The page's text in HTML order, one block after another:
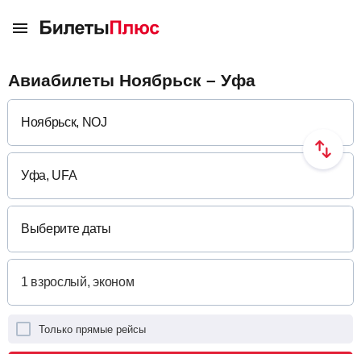
Авиабилеты Ноябрьск – Уфа
Выберите даты
Только прямые рейсы